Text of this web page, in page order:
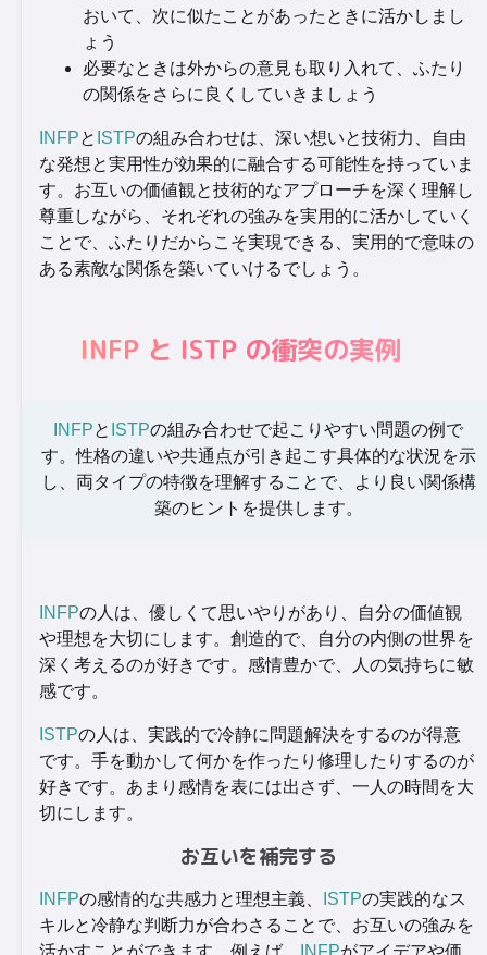
おいて、次に似たことがあったときに活かしまし
ょう
必要なときは外からの意見も取り入れて、ふたり
の関係をさらに良くしていきましょう
INFPと ISTPの組み合わせは、深い想いと技術力、自由
な発想と実用性が効果的に融合する可能性を持っていま
す。お互いの価値観と技術的なアプローチを深く理解し
尊重しながら、それぞれの強みを実用的に活かしていく
ことで、ふたりだからこそ実現できる、実用的で意味の
ある素敵な関係を築いていけるでしょう。
INFP と ISTP の衝突の実例
INFPと ISTPの組み合わせで起こりやすい問題の例で
す。性格の違いや共通点が引き起こす具体的な状況を示
し、両タイプの特徴を理解することで、より良い関係構
築のヒントを提供します。
INFPの人は、優しくて思いやりがあり、自分の価値観
や理想を大切にします。創造的で、自分の内側の世界を
深く考えるのが好きです。感情豊かで、人の気持ちに敏
感です。
ISTPの人は、実践的で冷静に問題解決をするのが得意
です。手を動かして何かを作ったり修理したりするのが
好きです。あまり感情を表には出さず、一人の時間を大
切にします。
お互いを補完する
INFPの感情的な共感力と理想主義、 ISTPの実践的なス
キルと冷静な判断力が合わさることで、お互いの強みを
活かすことができます。例えば、
INFPがアイデアや価